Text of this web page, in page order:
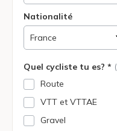
Nationalité
Quel cycliste tu es? *
Route
VTT et VTTAE
Gravel